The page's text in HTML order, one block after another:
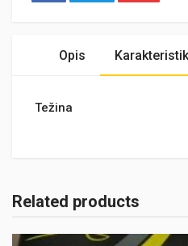
Opis
Težina
Related products